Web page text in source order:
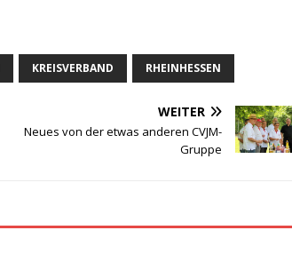
KREISVERBAND RHEINHESSEN
WEITER
Neues von der etwas anderen CVJM-
Gruppe